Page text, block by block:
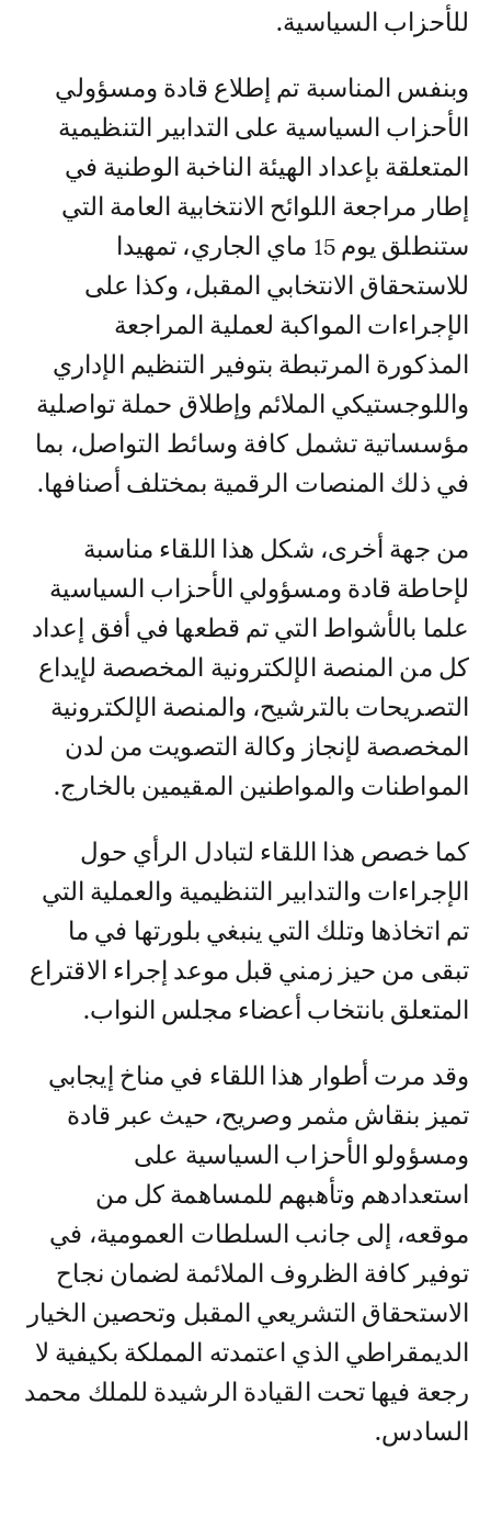
للأحزاب السياسية.
وبنفس المناسبة تم إطلاع قادة ومسؤولي
الأحزاب السياسية على التدابير التنظيمية
المتعلقة بإعداد الهيئة الناخبة الوطنية في
إطار مراجعة اللوائح الانتخابية العامة التي
ستنطلق يوم 15 ماي الجاري، تمهيدا
للاستحقاق الانتخابي المقبل، وكذا على
الإجراءات المواكبة لعملية المراجعة
المذكورة المرتبطة بتوفير التنظيم الإداري
واللوجستيكي الملائم وإطلاق حملة تواصلية
مؤسساتية تشمل كافة وسائط التواصل، بما
في ذلك المنصات الرقمية بمختلف أصنافها.
من جهة أخرى، شكل هذا اللقاء مناسبة
لإحاطة قادة ومسؤولي الأحزاب السياسية
علما بالأشواط التي تم قطعها في أفق إعداد
كل من المنصة الإلكترونية المخصصة لإيداع
التصريحات بالترشيح، والمنصة الإلكترونية
المخصصة لإنجاز وكالة التصويت من لدن
المواطنات والمواطنين المقيمين بالخارج.
كما خصص هذا اللقاء لتبادل الرأي حول
الإجراءات والتدابير التنظيمية والعملية التي
تم اتخاذها وتلك التي ينبغي بلورتها في ما
تبقى من حيز زمني قبل موعد إجراء الاقتراع
المتعلق بانتخاب أعضاء مجلس النواب.
وقد مرت أطوار هذا اللقاء في مناخ إيجابي
تميز بنقاش مثمر وصريح، حيث عبر قادة
ومسؤولو الأحزاب السياسية على
استعدادهم وتأهبهم للمساهمة كل من
موقعه، إلى جانب السلطات العمومية، في
توفير كافة الظروف الملائمة لضمان نجاح
الاستحقاق التشريعي المقبل وتحصين الخيار
الديمقراطي الذي اعتمدته المملكة بكيفية لا
رجعة فيها تحت القيادة الرشيدة للملك محمد
السادس.